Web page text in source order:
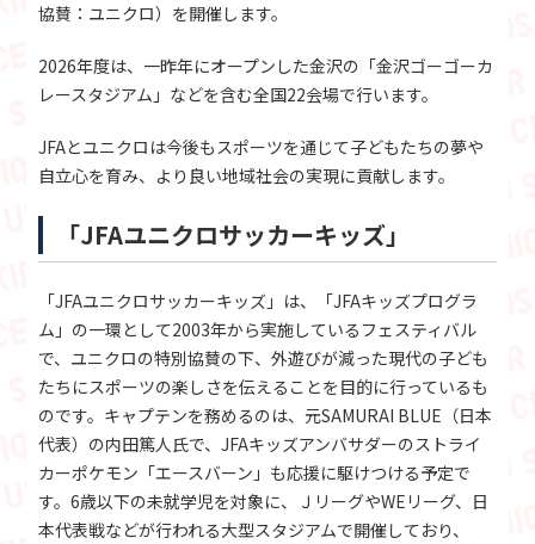
協賛：ユニクロ）を開催します。
2026年度は、一昨年にオープンした金沢の「金沢ゴーゴーカ
レースタジアム」などを含む全国22会場で行います。
JFAとユニクロは今後もスポーツを通じて子どもたちの夢や
自立心を育み、より良い地域社会の実現に貢献します。
「JFAユニクロサッカーキッズ」
「JFAユニクロサッカーキッズ」は、「JFAキッズプログラ
ム」の一環として2003年から実施しているフェスティバル
で、ユニクロの特別協賛の下、外遊びが減った現代の子ども
たちにスポーツの楽しさを伝えることを目的に行っているも
のです。キャプテンを務めるのは、元SAMURAI BLUE（日本
代表）の内田篤人氏で、JFAキッズアンバサダーのストライ
カーポケモン「エースバーン」も応援に駆けつける予定で
す。6歳以下の未就学児を対象に、ＪリーグやWEリーグ、日
本代表戦などが行われる大型スタジアムで開催しており、